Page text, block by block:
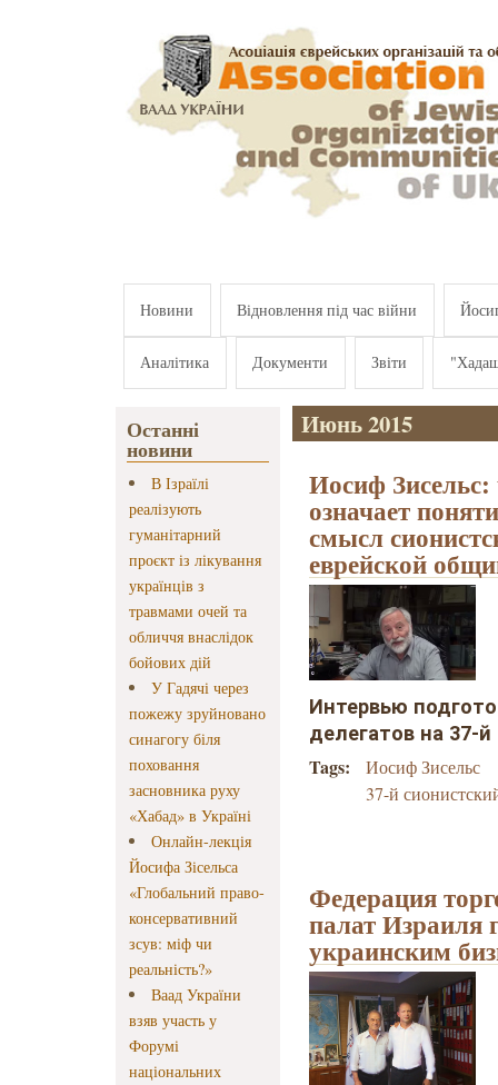
Новини Відновлення під час війни
Аналітика Документи Звіти
Останні
новини
В Ізраїлі
реалізують
гуманітарний
проєкт із лікування
українців з
травмами очей та
обличчя внаслідок
бойових дій
У Гадячі через
пожежу зруйновано
синагогу біля
поховання
засновника руху
«Хабад» в Україні
Онлайн-лекція
Йосифа Зісельса
«Глобальний право-
консервативний
зсув: міф чи
реальність?»
Ваад України
взяв участь у
Форумі
національних
Июнь 2015
Иосиф
означает
смысл
еврейской
Интервью
делегатов на 37-й
Tags:
Иосиф Зисельс
37-й
Федерация
палат Израиля
украинским